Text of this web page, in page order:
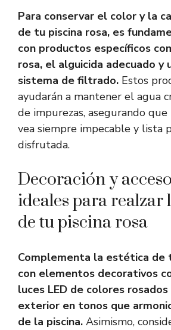
Para conservar el color y la
de tu piscina rosa, es
con productos específicos
rosa, el alguicida adecuado y
sistema de filtrado. Estos
ayudarán a mantener el agua
de impurezas, asegurando
vea siempre impecable y lista
disfrutada.
Decoración y
ideales para realzar
de tu piscina rosa
Complementa la estética de
con elementos decorativos
luces LED de colores
exterior en tonos que
de la piscina. Asimismo,